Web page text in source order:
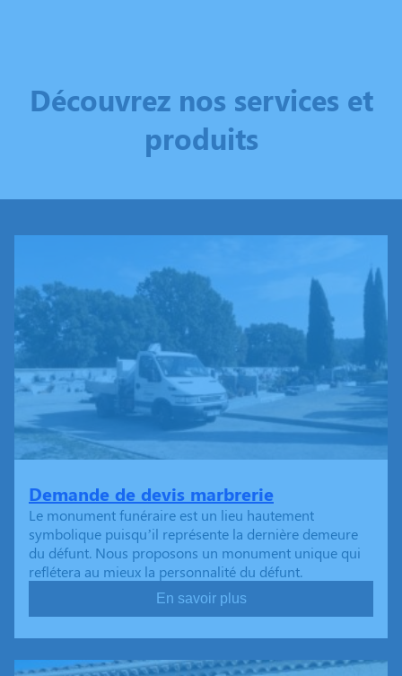
Découvrez nos services et
produits
Demande de devis marbrerie
Le monument funéraire est un lieu hautement
symbolique puisqu’il représente la dernière demeure
du défunt. Nous proposons un monument unique qui
reflétera au mieux la personnalité du défunt.
En savoir plus